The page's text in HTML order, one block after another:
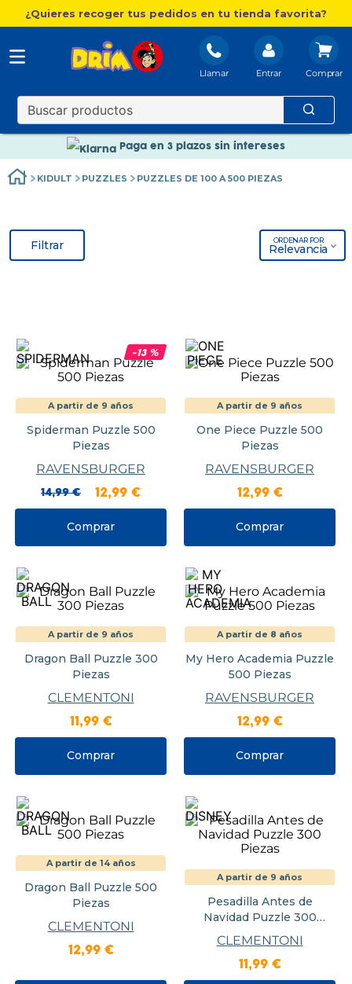
¿Quieres recoger tus pedidos en tu tienda favorita?
Llamar Entrar
Nuevo catálogo Aire Libre
Envío gratis. A partir de 60€(excepto Baleares)
Paga en 3 plazos sin intereses
KIDULT PUZZLES PUZZLES DE 100 A 500 PIEZAS
Filtrar ORDENAR POR
Relevancia
-13%
A partir de 9 años
Spiderman Puzzle 500
Piezas
RAVENSBURGER
14,99 € 12,99 €
Comprar
A partir de 9 años
One Piece Puzzle 500
Piezas
RAVENSBURGER
12,99 €
Comprar
A partir de 9 años
Dragon Ball Puzzle 300
Piezas
CLEMENTONI
11 ,99 €
Comprar
A partir de 8 años
My Hero Academia Puzzle
500 Piezas
RAVENSBURGER
12,99 €
Comprar
A partir de 14 años
Dragon Ball Puzzle 500
Piezas
CLEMENTONI
12,99 €
A partir de 9 años
Pesadilla Antes de
Navidad Puzzle 300
Piezas
CLEMENTONI
11 ,99 €